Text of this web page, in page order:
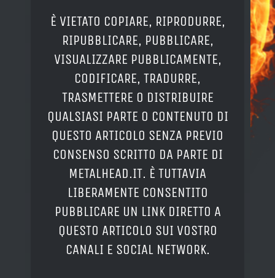
È VIETATO COPIARE, RIPRODURRE,
RIPUBBLICARE, PUBBLICARE,
VISUALIZZARE PUBBLICAMENTE,
CODIFICARE, TRADURRE,
TRASMETTERE O DISTRIBUIRE
QUALSIASI PARTE O CONTENUTO DI
QUESTO ARTICOLO SENZA PREVIO
CONSENSO SCRITTO DA PARTE DI
METALHEAD.IT. È TUTTAVIA
LIBERAMENTE CONSENTITO
PUBBLICARE UN LINK DIRETTO A
QUESTO ARTICOLO SUI VOSTRO
CANALI E SOCIAL NETWORK.